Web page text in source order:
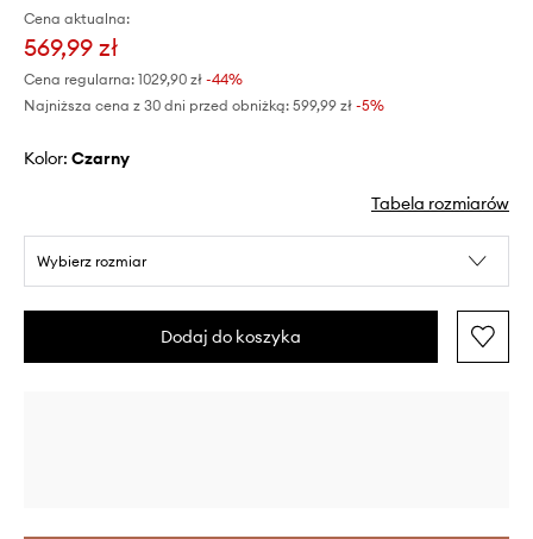
Cena aktualna:
569,99 zł
Cena regularna: 1029,90 zł -44%
Najniższa cena z 30 dni przed obniżką: 599,99 zł -5%
Kolor: czarny
Tabela rozmiarów
Wybierz rozmiar
Dodaj do koszyka